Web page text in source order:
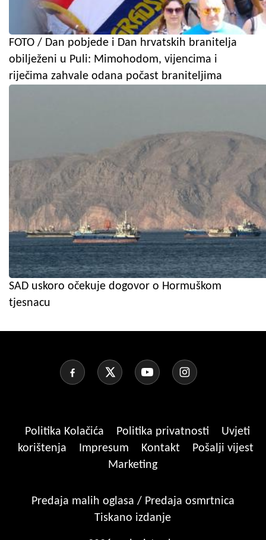
FOTO / Dan pobjede i Dan hrvatskih branitelja
obilježeni u Puli: Mimohodom, vijencima i
riječima zahvale odana počast braniteljima
SAD uskoro očekuje dogovor o Hormuškom
tjesnacu
Politika Kolačića Politika privatnosti
Uvjeti
korištenja
Impresum Kontakt
Pošalji vijest
Marketing
Predaja malih oglasa / Predaja osmrtnica
Tiskano izdanje